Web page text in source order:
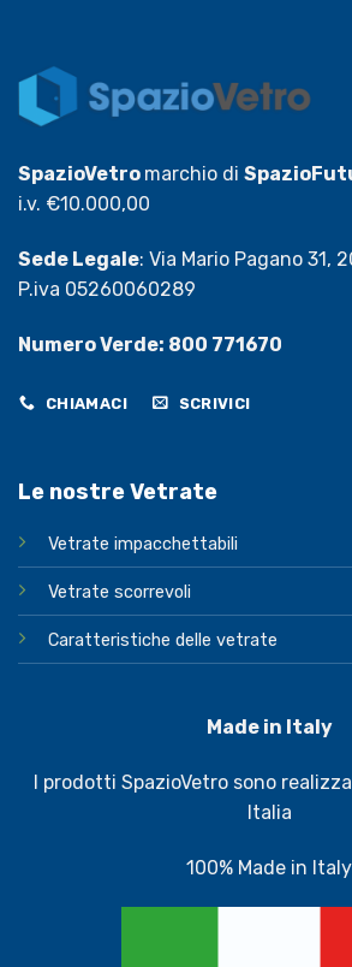
SpazioVetro marchio di
i.v. €10.000,00
Sede Legale: Via Mario Pagano 31,
P.iva 05260060289
Numero Verde: 800 771670
CHIAMACI SCRIVICI
Le nostre Vetrate
Vetrate impacchettabili
Vetrate scorrevoli
Caratteristiche delle vetrate
Made in Italy
I prodotti SpazioVetro sono
Italia
100% Made in Italy